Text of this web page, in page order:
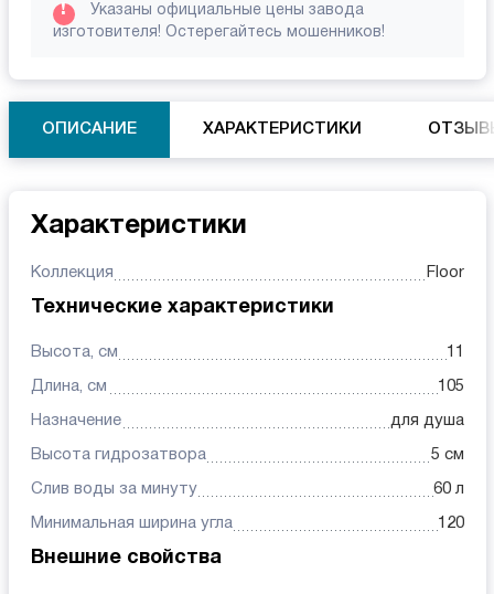
!
Указаны официальные цены завода
изготовителя! Остерегайтесь мошенников!
ОПИСАНИЕ ХАРАКТЕРИСТИКИ
Характеристики
Коллекция Floor
Технические характеристики
Высота, см 11
Длина, см 105
Назначение для душа
Высота гидрозатвора 5 см
Слив воды за минуту 60 л
Минимальная ширина угла 120
Внешние свойства